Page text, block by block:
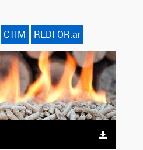
CTIM REDFOR.ar